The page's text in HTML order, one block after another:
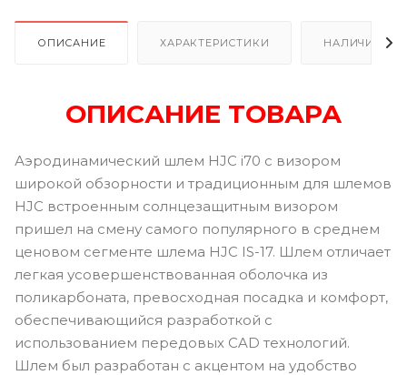
ОПИСАНИЕ ХАРАКТЕРИСТИКИ НАЛИЧИЕ В
ОПИСАНИЕ ТОВАРА
Аэродинамический шлем HJC i70 с визором
широкой обзорности и традиционным для шлемов
HJC встроенным солнцезащитным визором
пришел на смену самого популярного в среднем
ценовом сегменте шлема HJC IS-17. Шлем отличает
легкая усовершенствованная оболочка из
поликарбоната, превосходная посадка и комфорт,
обеспечивающийся разработкой с
использованием передовых CAD технологий.
Шлем был разработан с акцентом на удобство